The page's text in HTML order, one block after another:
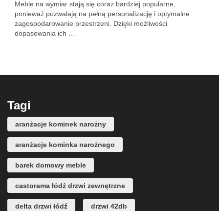
Meble na wymiar stają się coraz bardziej popularne,
ponieważ pozwalają na pełną personalizację i optymalne
zagospodarowanie przestrzeni. Dzięki możliwości
dopasowania ich …
Tagi
aranżacje kominek narożny
aranżacje kominka narożnego
barek domowy meble
castorama łódź drzwi zewnętrzne
delta drzwi łódź drzwi 42db